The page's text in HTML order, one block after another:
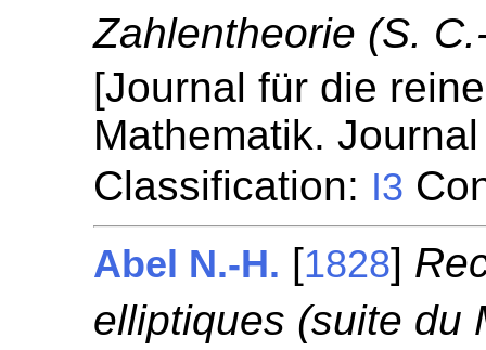
Zahlentheorie (S.
[Journal für die
Mathematik.
Classification: I3
Abel N.-H. [1828]
elliptiques (suite du